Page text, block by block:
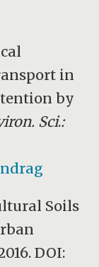
in
by
Sci.:
Soils
DOI: